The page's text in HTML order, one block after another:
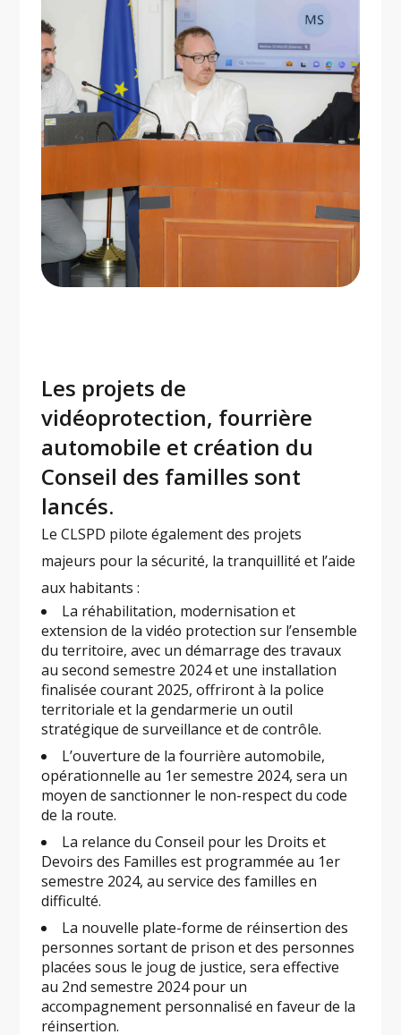
Les projets de
vidéoprotection, fourrière
automobile et création du
Conseil des familles sont
lancés.
Le CLSPD pilote également des projets
majeurs pour la sécurité, la tranquillité et l’aide
aux habitants :
La réhabilitation, modernisation et
extension de la vidéo protection sur l’ensemble
du territoire, avec un démarrage des travaux
au second semestre 2024 et une installation
finalisée courant 2025, offriront à la police
territoriale et la gendarmerie un outil
stratégique de surveillance et de contrôle.
L’ouverture de la fourrière automobile,
opérationnelle au 1er semestre 2024, sera un
moyen de sanctionner le non-respect du code
de la route.
La relance du Conseil pour les Droits et
Devoirs des Familles est programmée au 1er
semestre 2024, au service des familles en
difficulté.
La nouvelle plate-forme de réinsertion des
personnes sortant de prison et des personnes
placées sous le joug de justice, sera effective
au 2nd semestre 2024 pour un
accompagnement personnalisé en faveur de la
réinsertion.